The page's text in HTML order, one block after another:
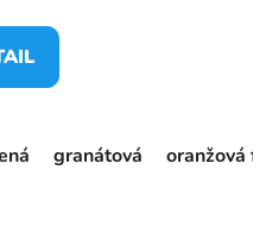
granátová oranžová